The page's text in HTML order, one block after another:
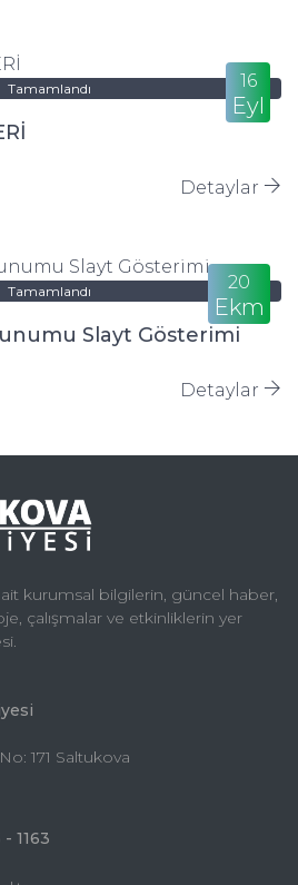
Tamamlandı 16
Eyl
Detaylar
Tamamlandı 20
Ekm
Slayt Gösterimi
Detaylar
kurumsal bilgilerin, güncel haber,
çalışmalar ve etkinliklerin yer
171 Saltukova
1163